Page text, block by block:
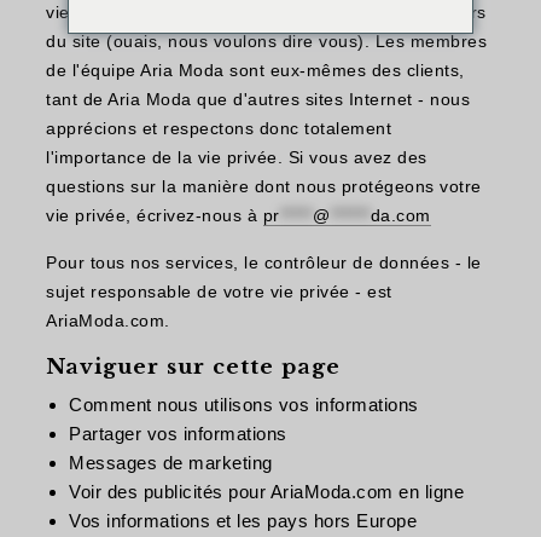
vie privée et la sécurité de nos clients et des visiteurs
du site (ouais, nous voulons dire vous). Les membres
de l'équipe Aria Moda sont eux-mêmes des clients,
tant de Aria Moda que d'autres sites Internet - nous
apprécions et respectons donc totalement
l'importance de la vie privée. Si vous avez des
questions sur la manière dont nous protégeons votre
vie privée, écrivez-nous à pr @ da.com
Pour tous nos services, le contrôleur de données - le
sujet responsable de votre vie privée - est
AriaModa.com.
Naviguer sur cette page
Comment nous utilisons vos informations
Partager vos informations
Messages de marketing
Voir des publicités pour AriaModa.com en ligne
Vos informations et les pays hors Europe